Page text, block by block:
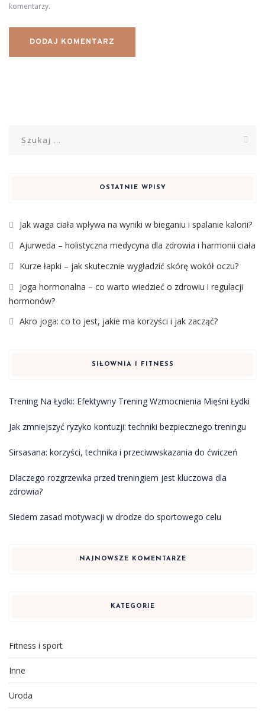
komentarzy.
OSTATNIE WPISY
Jak waga ciała wpływa na wyniki w bieganiu i spalanie kalorii?
Ajurweda – holistyczna medycyna dla zdrowia i harmonii ciała
Kurze łapki – jak skutecznie wygładzić skórę wokół oczu?
Joga hormonalna – co warto wiedzieć o zdrowiu i regulacji
hormonów?
Akro joga: co to jest, jakie ma korzyści i jak zacząć?
SIŁOWNIA I FITNESS
Trening Na Łydki: Efektywny Trening Wzmocnienia Mięśni Łydki
Jak zmniejszyć ryzyko kontuzji: techniki bezpiecznego treningu
Sirsasana: korzyści, technika i przeciwwskazania do ćwiczeń
Dlaczego rozgrzewka przed treningiem jest kluczowa dla
zdrowia?
Siedem zasad motywacji w drodze do sportowego celu
NAJNOWSZE KOMENTARZE
KATEGORIE
Fitness i sport
Inne
Uroda